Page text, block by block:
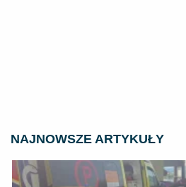
NAJNOWSZE ARTYKUŁY